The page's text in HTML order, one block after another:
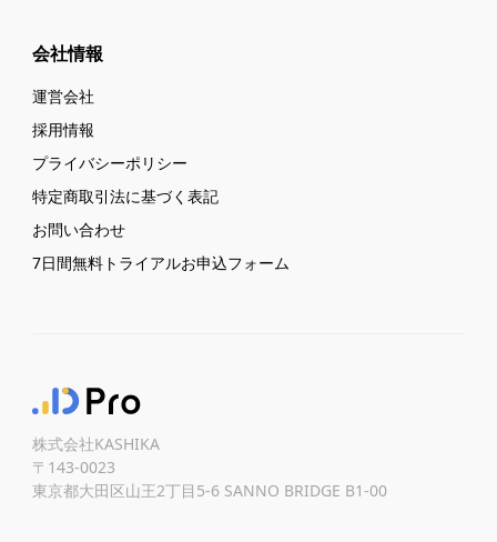
会社情報
運営会社
採用情報
プライバシーポリシー
特定商取引法に基づく表記
お問い合わせ
7日間無料トライアルお申込フォーム
株式会社KASHIKA
〒143-0023
東京都大田区山王2丁目5-6 SANNO BRIDGE B1-00